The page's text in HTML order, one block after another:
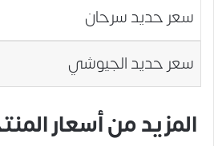
سعر حديد سرحان
سعر حديد الجيوشي
المزيد من أسعار